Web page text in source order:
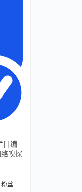
目编
嗅探
粉丝